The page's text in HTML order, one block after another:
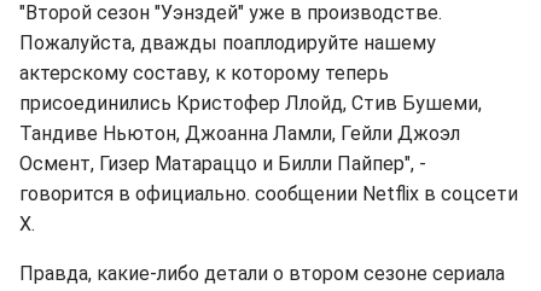
"Второй сезон "Уэнздей" уже в производстве.
Пожалуйста, дважды поаплодируйте нашему
актерскому составу, к которому теперь
присоединились Кристофер Ллойд, Стив Бушеми,
Тандиве Ньютон, Джоанна Ламли, Гейли Джоэл
Осмент, Гизер Матараццо и Билли Пайпер", -
говорится в официально. сообщении Netflix в соцсети
X.
Правда, какие-либо детали о втором сезоне сериала